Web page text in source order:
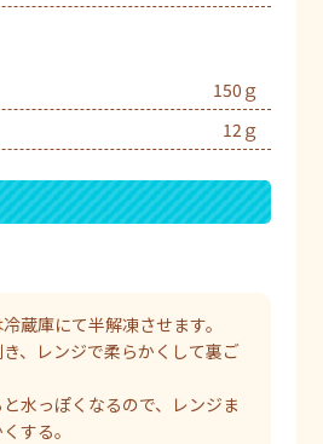
150ｇ
12ｇ
蔵庫にて半解凍させます。
、レンジで柔らかくして裏ご
水っぽくなるので、レンジま
する。